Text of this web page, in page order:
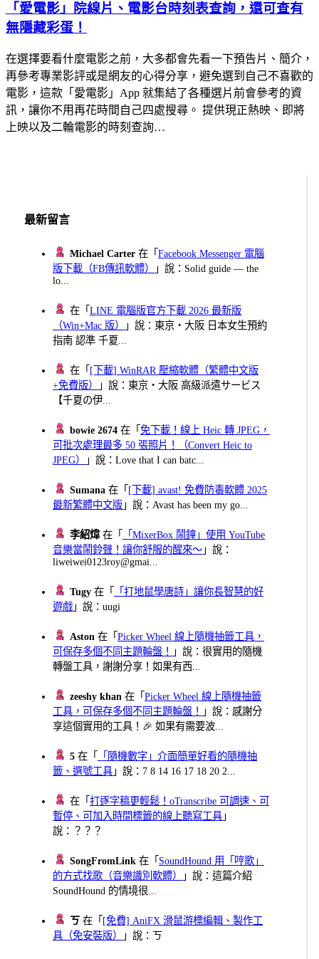
「愛電影」院線片、電影台時刻表查詢，還可查有
無隱藏彩蛋！
在選擇要看什麼電影之前，大多都會先看一下預告片、簡介，
再參考專業影評或是網友的心得分享，避免選到自己不喜歡的
電影，這款「愛電影」App 就集結了各種選片前會參考的資
訊，讓你不用再花時間自己四處搜尋。 提供現正熱映、即將
上映以及二輪電影的時刻查詢…
最新留言
Michael Carter 在「Facebook Messenger 電腦
版下載（FB傳訊軟體）
」說：Solid guide — the
lo...
在「LINE 電腦版官方下載 2026 最新版
（Win+Mac 版）
」說：東京・大阪 日本女生預約
指南 認準 千夏...
在「 [下載] WinRAR 壓縮軟體（繁體中文版
+免費版）
」說：東京・大阪 高級派遣サービス
【千夏の伊...
bowie 2674 在「免下載！線上 Heic 轉 JPEG，
可批次處理最多 50 張照片！（Convert Heic to
JPEG）
」說：Love that I can batc...
Sumana 在「 [下載] avast! 免費防毒軟體 2025
最新繁體中文版 」說：Avast has been my go...
李紹煒在「
「MixerBox 鬧鐘」使用 YouTube
音樂當鬧鈴聲！讓你舒服的醒來～ 」說：
liweiwei0123roy@gmai...
Tugy 在「
「打地鼠學唐詩」讓你長智慧的好
遊戲 」說：uugi
Aston 在「Picker Wheel 線上隨機抽籤工具，
可保存多個不同主題輪盤！
」說：很實用的隨機
轉盤工具，謝謝分享！如果有西...
zeeshy khan 在「Picker Wheel 線上隨機抽籤
工具，可保存多個不同主題輪盤！
」說：感謝分
享這個實用的工具！🎉 如果有需要波...
5 在「
「隨機數字」介面簡單好看的隨機抽
籤、選號工具 」說：7 8 14 16 17 18 20 2...
在「打逐字稿更輕鬆！oTranscribe 可調速、可
暫停、可加入時間標籤的線上聽寫工具 」
說：？？？
SongFromLink 在「 SoundHound 用「哼歌」
的方式找歌（音樂識別軟體）
」說：這篇介紹
SoundHound 的情境很...
ㄎ 在「 [免費] AniFX 滑鼠游標編輯、製作工
具（免安裝版）
」說：ㄎ